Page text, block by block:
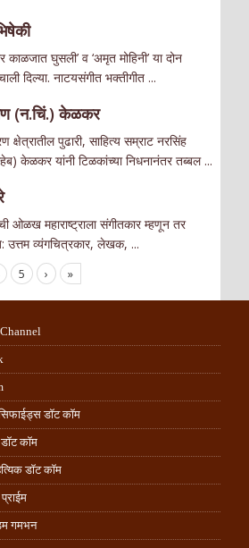
काळजात घुसली’ व ‘अमृत मोहिनी’ या दोन
दिल्या. नाटयसंगीत भक्तीगीत ...
(न.चिं.) केळकर
क्षेत्रातील पुढारी, साहित्य सम्राट नरसिंह
केळकर यांनी टिळकांच्या निधनानंतर तब्बल ...
ओळख महाराष्ट्राला संगीतकार म्हणून तर
उत्तम व्यंगचित्रकार, लेखक, ...
5 › »
डॉट कॉम
कॉम
डॉट कॉम
गमभन